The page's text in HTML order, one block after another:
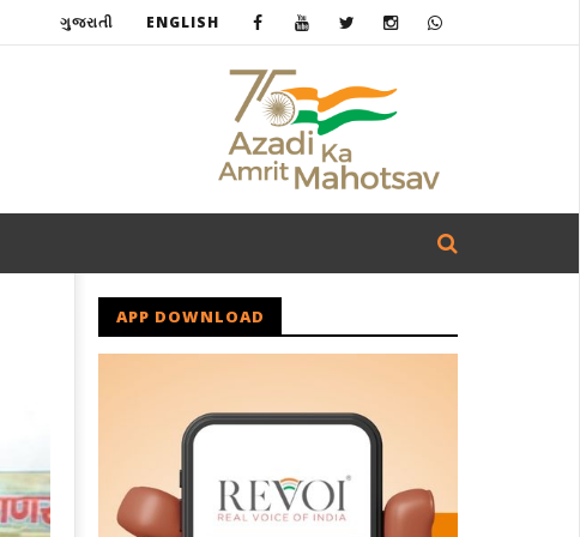
ગુજરાતી ENGLISH
APP DOWNLOAD